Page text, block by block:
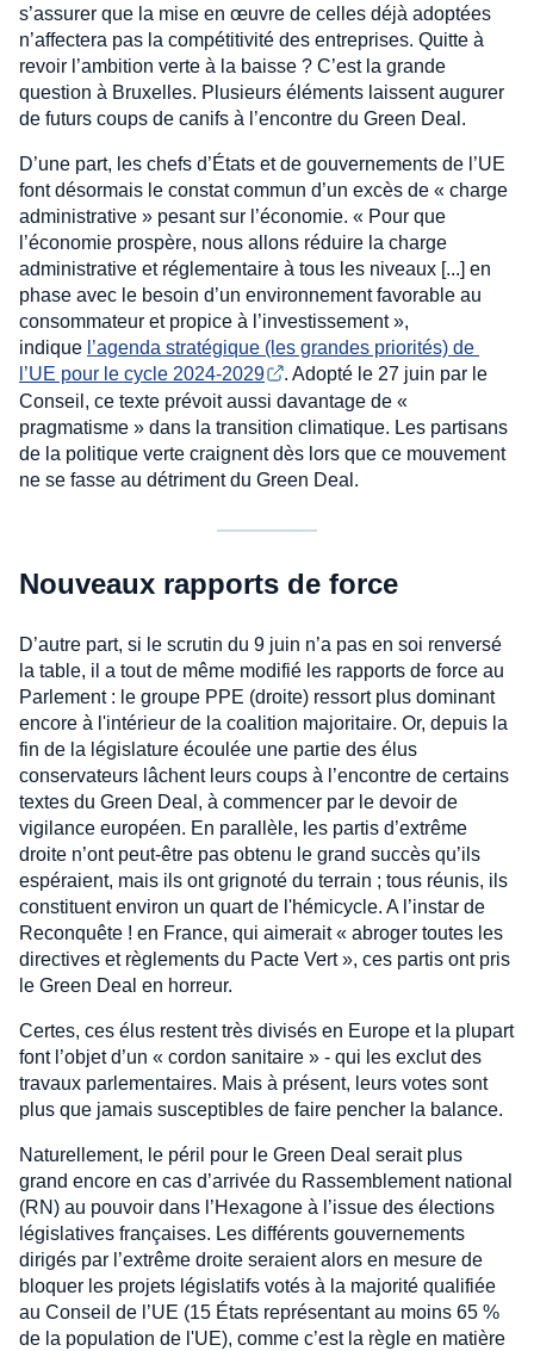
s’assurer que la mise en œuvre de celles déjà adoptées
n’affectera pas la compétitivité des entreprises. Quitte à
revoir l’ambition verte à la baisse ? C’est la grande
question à Bruxelles. Plusieurs éléments laissent augurer
de futurs coups de canifs à l’encontre du Green Deal.
D’une part, les chefs d’États et de gouvernements de l’UE
font désormais le constat commun d’un excès de « charge
administrative » pesant sur l’économie. « Pour que
l’économie prospère, nous allons réduire la charge
administrative et réglementaire à tous les niveaux [...] en
phase avec le besoin d’un environnement favorable au
consommateur et propice à l’investissement »,
indique l’agenda stratégique (les grandes priorités) de
l’UE pour le cycle 2024-2029
. Adopté le 27 juin par le
Conseil, ce texte prévoit aussi davantage de «
pragmatisme » dans la transition climatique. Les partisans
de la politique verte craignent dès lors que ce mouvement
ne se fasse au détriment du Green Deal.
Nouveaux rapports de force
D’autre part, si le scrutin du 9 juin n’a pas en soi renversé
la table, il a tout de même modifié les rapports de force au
Parlement : le groupe PPE (droite) ressort plus dominant
encore à l'intérieur de la coalition majoritaire. Or, depuis la
fin de la législature écoulée une partie des élus
conservateurs lâchent leurs coups à l’encontre de certains
textes du Green Deal, à commencer par le devoir de
vigilance européen. En parallèle, les partis d’extrême
droite n’ont peut-être pas obtenu le grand succès qu’ils
espéraient, mais ils ont grignoté du terrain ; tous réunis, ils
constituent environ un quart de l'hémicycle. A l’instar de
Reconquête ! en France, qui aimerait « abroger toutes les
directives et règlements du Pacte Vert », ces partis ont pris
le Green Deal en horreur.
Certes, ces élus restent très divisés en Europe et la plupart
font l’objet d’un « cordon sanitaire » - qui les exclut des
travaux parlementaires. Mais à présent, leurs votes sont
plus que jamais susceptibles de faire pencher la balance.
Naturellement, le péril pour le Green Deal serait plus
grand encore en cas d’arrivée du Rassemblement national
(RN) au pouvoir dans l’Hexagone à l’issue des élections
législatives françaises. Les différents gouvernements
dirigés par l’extrême droite seraient alors en mesure de
bloquer les projets législatifs votés à la majorité qualifiée
au Conseil de l’UE (15 États représentant au moins 65 %
de la population de l'UE), comme c’est la règle en matière